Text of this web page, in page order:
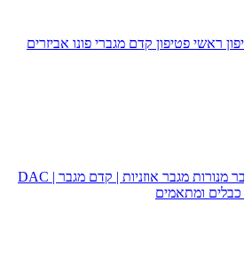
ראשי פטיפון קדם מגברי פונו אביזרים
מנורות מגבר אוזניות | קדם מגבר | DAC
כבלים ומתאמים